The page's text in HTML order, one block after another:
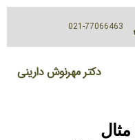
021-
دکتر مهرنوش دارینی